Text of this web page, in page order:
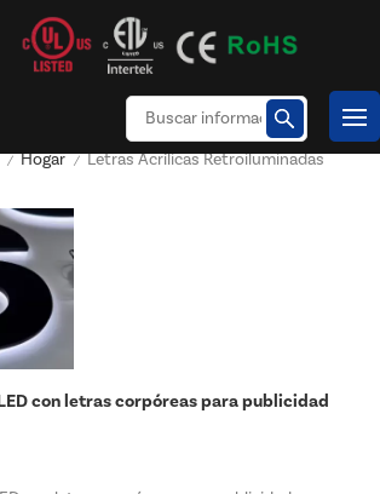
/ Hogar / Letras Acrílicas Retroiluminadas
con letras corpóreas para publicidad